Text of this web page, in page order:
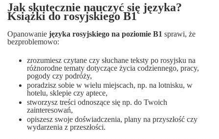
Jak skutecznie nauczyć się języka?
Książki do rosyjskiego B1
Opanowanie języka rosyjskiego na poziomie B1 sprawi, że
bezproblemowo:
zrozumiesz czytane czy słuchane teksty po rosyjsku na
różnorodne tematy dotyczące życia codziennego, pracy,
pogody czy podróży,
poradzisz sobie w wielu miejscach, np. na lotnisku, w
hotelu, sklepie czy aptece,
stworzysz treści odnoszące się np. do Twoich
zainteresowań,
opiszesz swoje doświadczenia, plany na przyszłość czy
wydarzenia z przeszłości.